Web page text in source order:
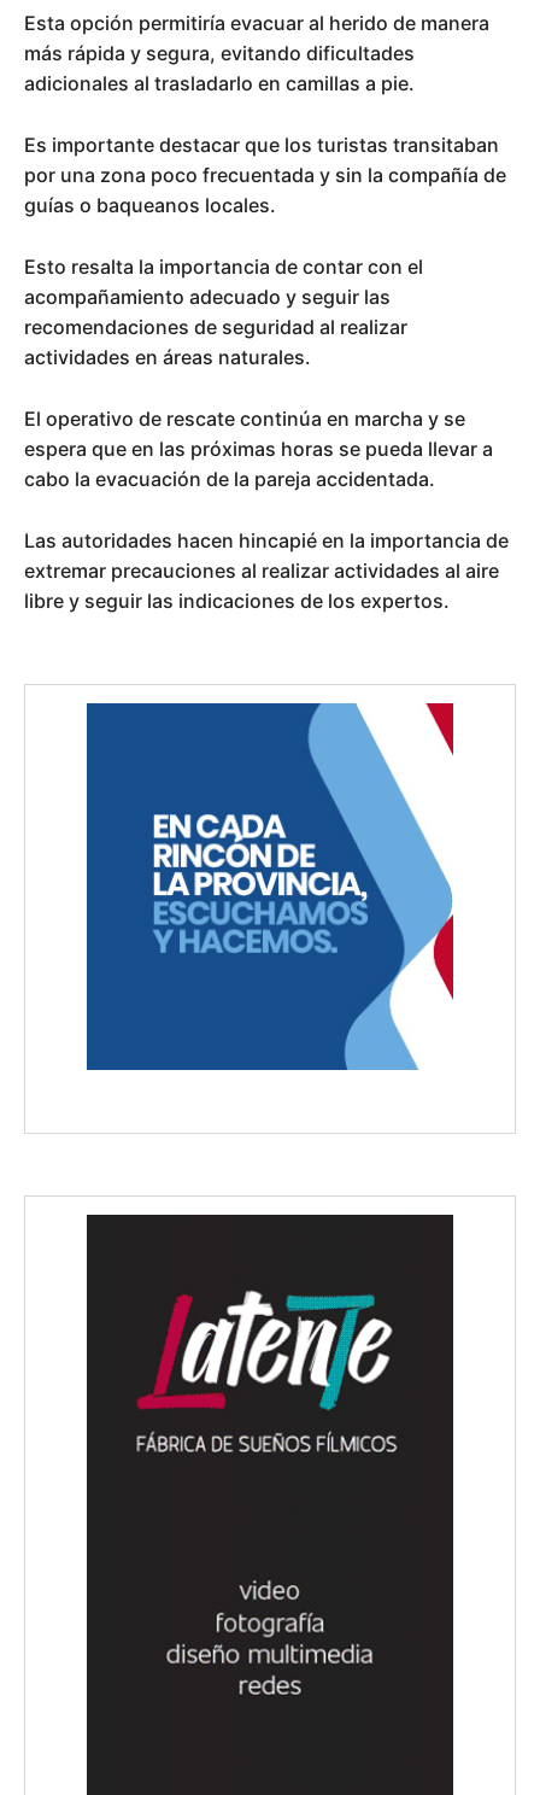
Esta opción permitiría evacuar al herido de manera
más rápida y segura, evitando dificultades
adicionales al trasladarlo en camillas a pie.
Es importante destacar que los turistas transitaban
por una zona poco frecuentada y sin la compañía de
guías o baqueanos locales.
Esto resalta la importancia de contar con el
acompañamiento adecuado y seguir las
recomendaciones de seguridad al realizar
actividades en áreas naturales.
El operativo de rescate continúa en marcha y se
espera que en las próximas horas se pueda llevar a
cabo la evacuación de la pareja accidentada.
Las autoridades hacen hincapié en la importancia de
extremar precauciones al realizar actividades al aire
libre y seguir las indicaciones de los expertos.